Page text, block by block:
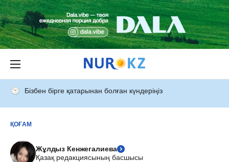
Бізбен бірге қатарынан болған күндеріңіз
ҚОҒАМ
Жұлдыз Кенжегалиева
Қазақ редакциясының басшысы